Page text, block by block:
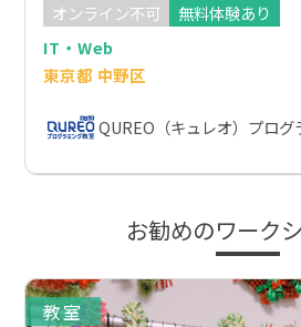
オンライン不可
無料体験あり
IT・Web
東京都 中野区
QUREO（キュレオ）プログ
お勧めのワーク
教室